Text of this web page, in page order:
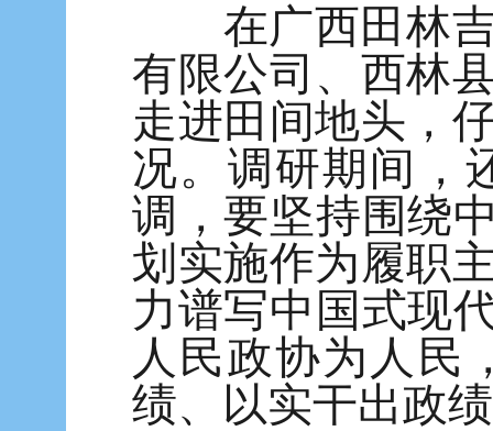
在广西田林吉
有限公司、西林
走进田间地头，
况。调研期间，
调，要坚持围绕
划实施作为履职
力谱写中国式现
人民政协为人民
绩、以实干出政